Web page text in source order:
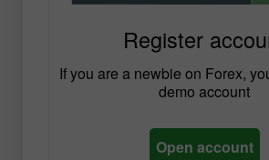
Register
If you are a newbie on Forex,
demo account
Open account